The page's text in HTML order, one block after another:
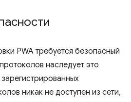
PWA требуется безопасный
наследует это
никак не доступен из сети,